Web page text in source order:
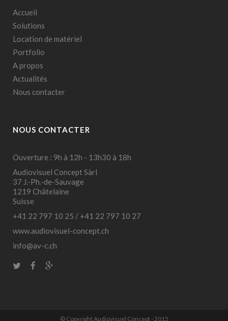
Accueil
Solutions
Location de matériel
Portfolio
A propos
Actualités
Nous contacter
NOUS CONTACTER
Ouverture : 9h à 12h - 13h30 à 18h
Audiovisuel Concept Sàrl
37 J.-Ph.-de-Sauvage
1219 Châtelaine
Suisse
+41 22 797 10 25 / +41 22 797 10 27
www.audiovisuel-concept.ch
info@av-c.ch
© Copyright Audiovisuel Concept - 2015